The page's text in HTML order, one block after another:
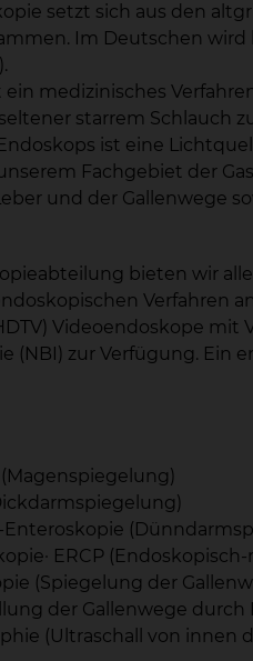
setzt sich aus den
Im Deutschen
ein medizinisches
starrem Schlauch
ist eine
Fachgebiet der
und der Gallenwege
bieten wir
Verfahren
Videoendoskope
(NBI) zur Verfügung. Ein
Enteroskopie
ERCP
(Spiegelung der
der Gallenwege
(Ultraschall von innen